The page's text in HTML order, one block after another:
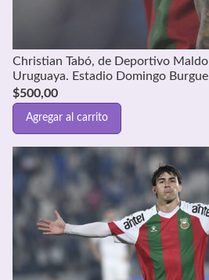
Christian Tabó, de Deportivo
Uruguaya. Estadio Domingo
$500,00
Agregar al carrito